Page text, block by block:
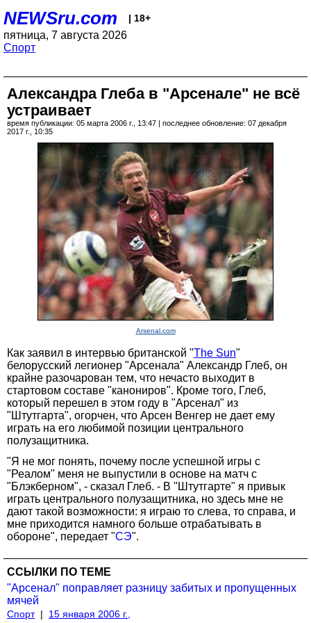
NEWSru.com | 18+
пятница, 7 августа 2026
Спорт
Александра Глеба в "Арсенале" не всё
устраивает
время публикации: 05 марта 2006 г., 13:47 | последнее обновление: 07 декабря
2017 г., 10:35
Arsenal.com
Как заявил в интервью британской "The Sun"
белорусский легионер "Арсенала" Александр Глеб, он
крайне разочарован тем, что нечасто выходит в
стартовом составе "канониров". Кроме того, Глеб,
который перешел в этом году в "Арсенал" из
"Штутгарта", огорчен, что Арсен Венгер не дает ему
играть на его любимой позиции центрального
полузащитника.
"Я не мог понять, почему после успешной игры с
"Реалом" меня не выпустили в основе на матч с
"Блэкберном", - сказал Глеб. - В "Штутгарте" я привык
играть центрального полузащитника, но здесь мне не
дают такой возможности: я играю то слева, то справа, и
мне приходится намного больше отрабатывать в
обороне", передает "СЭ".
ССЫЛКИ ПО ТЕМЕ
"Арсенал" поправляет разницу забитых и пропущенных
мячей
Спорт | 15 января 2006 г.,